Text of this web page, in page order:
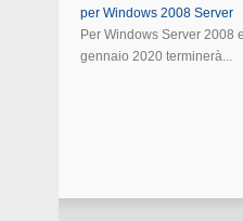
per Windows 2008 Server
Per Windows Server 2008
gennaio 2020 terminerà...